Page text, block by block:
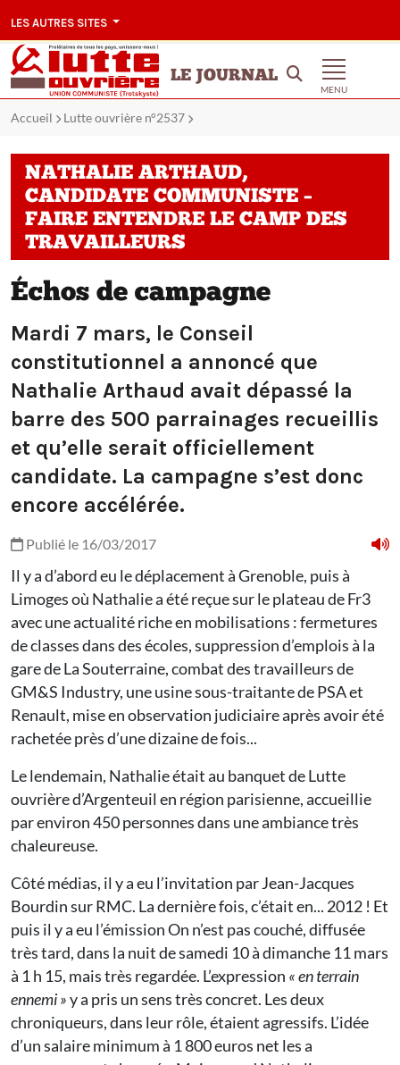
LES AUTRES SITES
LE JOURNAL
MENU
Accueil Lutte ouvrière n°2537
NATHALIE ARTHAUD,
CANDIDATE COMMUNISTE –
FAIRE ENTENDRE LE CAMP DES
TRAVAILLEURS
Échos de campagne
Mardi 7 mars, le Conseil
constitutionnel a annoncé que
Nathalie Arthaud avait dépassé la
barre des 500 parrainages recueillis
et qu’elle serait officiellement
candidate. La campagne s’est donc
encore accélérée.
Publié le 16/03/2017
Il y a d’abord eu le déplacement à Grenoble, puis à
Limoges où Nathalie a été reçue sur le plateau de Fr3
avec une actualité riche en mobilisations : fermetures
de classes dans des écoles, suppression d’emplois à la
gare de La Souterraine, combat des travailleurs de
GM&S Industry, une usine sous-traitante de PSA et
Renault, mise en observation judiciaire après avoir été
rachetée près d’une dizaine de fois...
Le lendemain, Nathalie était au banquet de Lutte
ouvrière d’Argenteuil en région parisienne, accueillie
par environ 450 personnes dans une ambiance très
chaleureuse.
Côté médias, il y a eu l’invitation par Jean-Jacques
Bourdin sur RMC. La dernière fois, c’était en... 2012 ! Et
puis il y a eu l’émission On n’est pas couché, diffusée
très tard, dans la nuit de samedi 10 à dimanche 11 mars
à 1 h 15, mais très regardée. L’expression « en terrain
ennemi »y a pris un sens très concret. Les deux
chroniqueurs, dans leur rôle, étaient agressifs. L’idée
d’un salaire minimum à 1 800 euros net les a